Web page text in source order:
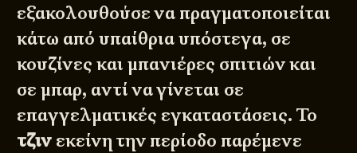
εξακολουθούσε να πραγματοποιείται
κάτω από υπαίθρια υπόστεγα, σε
κουζίνες και μπανιέρες σπιτιών και
σε μπαρ, αντί να γίνεται σε
επαγγελματικές εγκαταστάσεις. Το
τζιν εκείνη την περίοδο παρέμενε